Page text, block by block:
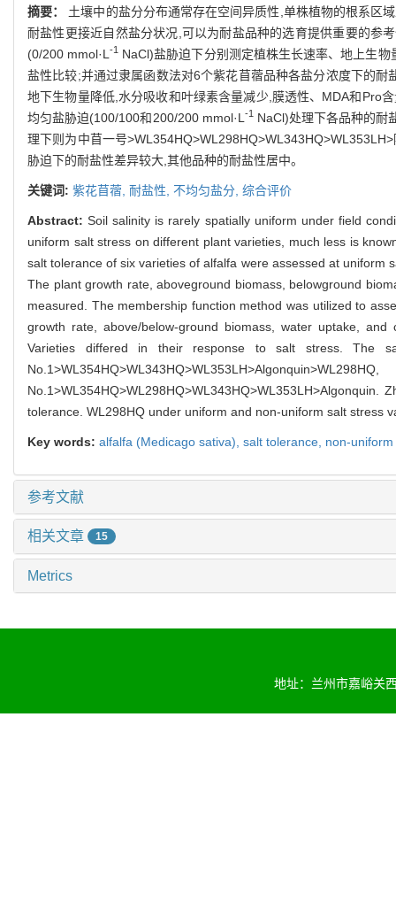
摘要： 土壤中的盐分分布通常存在空间异质性,单株植物的根系区
耐盐性更接近自然盐分状况,可以为耐盐品种的选育提供重要的参
(0/200 mmol·L-1
NaCl)盐胁迫下分别测定植株生长速率、地上生
盐性比较;并通过隶属函数法对6个紫花苜蓿品种各盐分浓度下的
地下生物量降低,水分吸收和叶绿素含量减少,膜透性、MDA和Pro
均匀盐胁迫(100/100和200/200 mmol·L -1 NaCl)处理下各品种的耐
理下则为中苜一号
胁迫下的耐盐性差异较大,其他品种的耐盐性居中。
关键词: 紫花苜蓿, 耐盐性, 不均匀盐分, 综合评价
Abstract:Soil salinity is rarely spatially uniform under field
uniform salt stress on different plant varieties, much less is
salt tolerance of six varieties of alfalfa were assessed at uniform
The plant growth rate, aboveground biomass, belowground
measured. The membership function method was utilized to
growth rate, above/below-ground biomass, water uptake,
Varieties differed in their response to salt stress. The
tolerance. WL298HQ under uniform and non-uniform salt stress
Key words: alfalfa (Medicago sativa), salt tolerance, non-
参考文献
相关文章 15
Metrics
地址：兰州市嘉峪